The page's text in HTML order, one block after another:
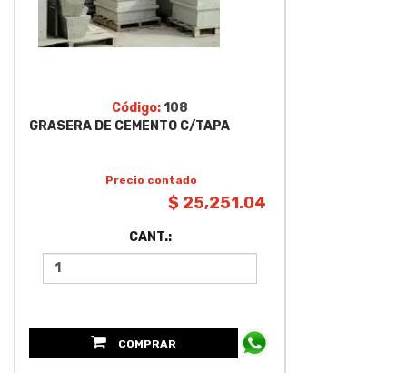
Código:108
GRASERA DE CEMENTO C/TAPA
Precio contado
$ 25,251.04
CANT.:
COMPRAR